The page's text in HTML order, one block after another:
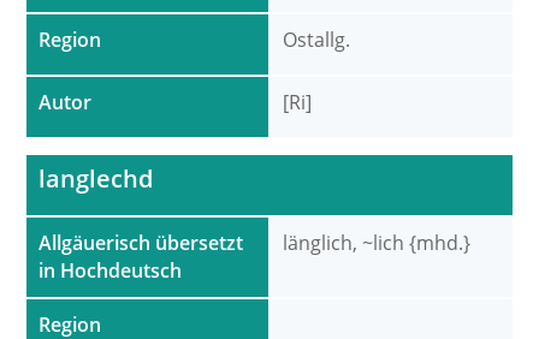
Region
Autor
Ostallg.
[Ri]
Allgäuerisch übersetzt
in Hochdeutsch
Region
langlechd
länglich, ~lich {mhd.}